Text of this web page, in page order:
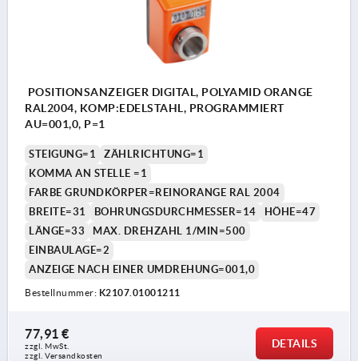
POSITIONSANZEIGER DIGITAL, POLYAMID ORANGE
RAL2004, KOMP:EDELSTAHL, PROGRAMMIERT
AU=001,0, P=1
STEIGUNG=1
ZÄHLRICHTUNG=1
KOMMA AN STELLE =1
FARBE GRUNDKÖRPER=REINORANGE RAL 2004
BREITE=31
BOHRUNGSDURCHMESSER=14
HÖHE=47
LÄNGE=33
MAX. DREHZAHL 1/MIN=500
EINBAULAGE=2
ANZEIGE NACH EINER UMDREHUNG=001,0
Bestellnummer: K2107.01001211
77,91 €
zzgl. MwSt.
zzgl. Versandkosten
DETAILS